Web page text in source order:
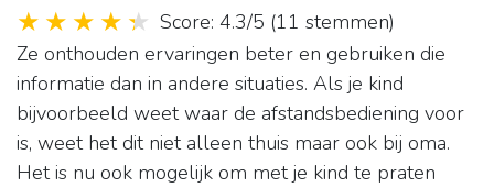
Score: 4.3/5 (11 stemmen)
Ze onthouden ervaringen beter en gebruiken die
informatie dan in andere situaties. Als je kind
bijvoorbeeld weet waar de afstandsbediening voor
is, weet het dit niet alleen thuis maar ook bij oma.
Het is nu ook mogelijk om met je kind te praten